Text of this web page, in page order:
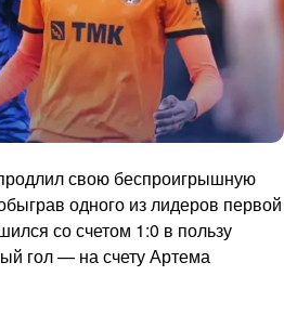
свою беспроигрышную
одного из лидеров первой
со счетом 1:0 в пользу
гол — на счету Артема